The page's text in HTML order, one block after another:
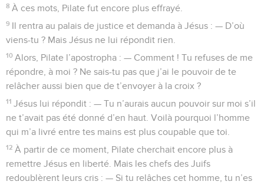
8 À ces mots, Pilate fut encore plus effrayé.
9 Il rentra au palais de justice et demanda à Jésus : — D’où
viens-tu ? Mais Jésus ne lui répondit rien.
10 Alors, Pilate l’apostropha : — Comment ! Tu refuses de me
répondre, à moi ? Ne sais-tu pas que j’ai le pouvoir de te
relâcher aussi bien que de t’envoyer à la croix ?
11 Jésus lui répondit : — Tu n’aurais aucun pouvoir sur moi s’il
ne t’avait pas été donné d’en haut. Voilà pourquoi l’homme
qui m’a livré entre tes mains est plus coupable que toi.
12 À partir de ce moment, Pilate cherchait encore plus à
remettre Jésus en liberté. Mais les chefs des Juifs
redoublèrent leurs cris : — Si tu relâches cet homme, tu n’es